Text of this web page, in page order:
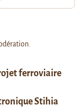
ferroviaire
Stihia